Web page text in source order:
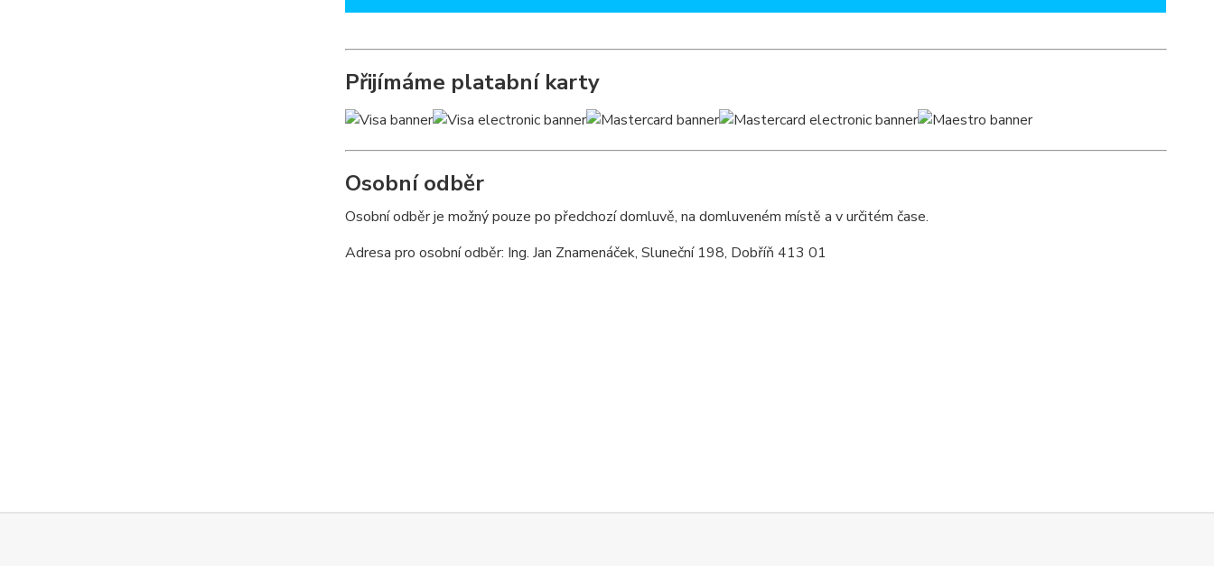
Přijímáme platabní karty
Osobní odběr
Osobní odběr je možný pouze po předchozí domluvě, na domluveném místě a v určitém čase.
Adresa pro osobní odběr: Ing. Jan Znamenáček, Sluneční 198, Dobříň 413 01